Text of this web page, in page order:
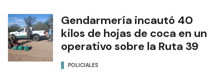
Gendarmería incautó 40
kilos de hojas de coca en un
operativo sobre la Ruta 39
POLICIALES